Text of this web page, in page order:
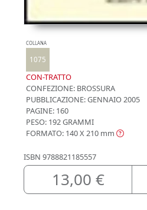
COLLANA
1075
CON-TRATTO
CONFEZIONE: BROSSURA
PUBBLICAZIONE:GENNAIO 2005
PAGINE: 160
PESO: 192 GRAMMI
FORMATO: 140 X 210 mm
ISBN 9788821185557
13,00 €